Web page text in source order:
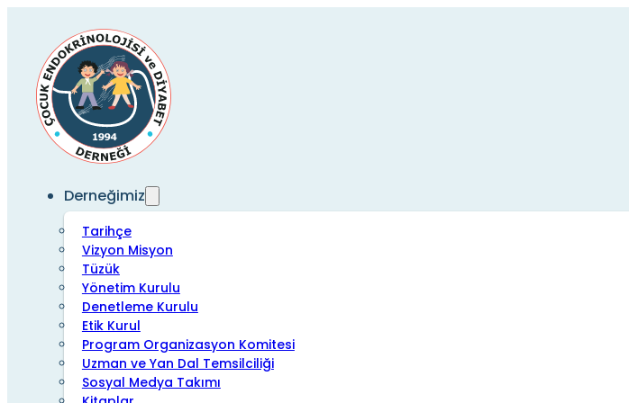
Derneğimiz
Tarihçe
Vizyon Misyon
Tüzük
Yönetim Kurulu
Denetleme Kurulu
Etik Kurul
Program Organizasyon Komitesi
Uzman ve Yan Dal Temsilciliği
Sosyal Medya Takımı